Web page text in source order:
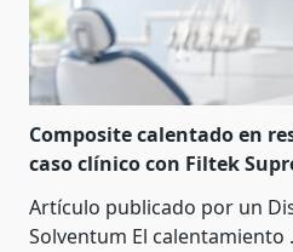
Composite calentado en
caso clínico con Filtek
Artículo publicado por un
Solventum El calentamiento